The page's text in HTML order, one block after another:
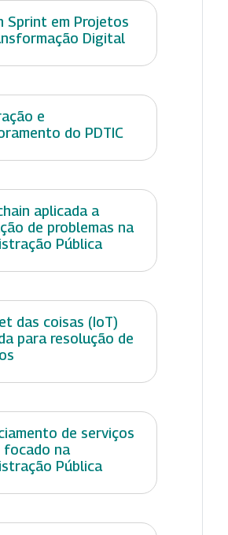
Sprint em Projetos
Digital
e
do PDTIC
aplicada a
de problemas na
Pública
das coisas (IoT)
para resolução de
de serviços
focado na
Pública